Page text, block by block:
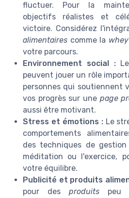
fluctuer. Pour la
objectifs réalistes et
victoire. Considérez
alimentaires comme la
votre parcours.
Environnement social :
peuvent jouer un rôle
personnes qui soutiennent
vos progrès sur une page
aussi être motivant.
Stress et émotions :Le
comportements
des techniques de
méditation ou l'exercice,
votre équilibre.
Publicité et produits
pour des produitspeu